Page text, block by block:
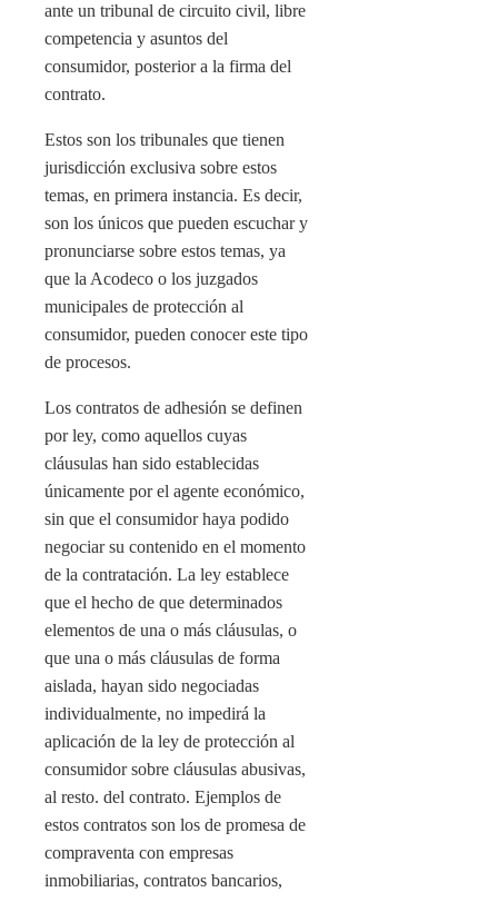
ante un tribunal de circuito civil, libre
competencia y asuntos del
consumidor, posterior a la firma del
contrato.
Estos son los tribunales que tienen
jurisdicción exclusiva sobre estos
temas, en primera instancia. Es decir,
son los únicos que pueden escuchar y
pronunciarse sobre estos temas, ya
que la Acodeco o los juzgados
municipales de protección al
consumidor, pueden conocer este tipo
de procesos.
Los contratos de adhesión se definen
por ley, como aquellos cuyas
cláusulas han sido establecidas
únicamente por el agente económico,
sin que el consumidor haya podido
negociar su contenido en el momento
de la contratación. La ley establece
que el hecho de que determinados
elementos de una o más cláusulas, o
que una o más cláusulas de forma
aislada, hayan sido negociadas
individualmente, no impedirá la
aplicación de la ley de protección al
consumidor sobre cláusulas abusivas,
al resto. del contrato. Ejemplos de
estos contratos son los de promesa de
compraventa con empresas
inmobiliarias, contratos bancarios,